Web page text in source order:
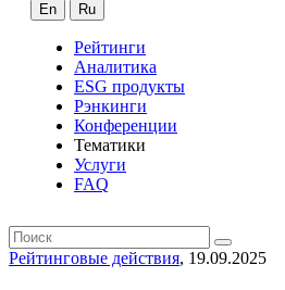
En Ru
Рейтинги
Аналитика
ESG продукты
Рэнкинги
Конференции
Тематики
Услуги
FAQ
Рейтинговые действия, 19.09.2025